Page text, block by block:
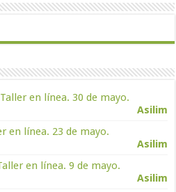
en línea. 30 de mayo.
Asilim
en línea. 23 de mayo.
Asilim
en línea. 9 de mayo.
Asilim